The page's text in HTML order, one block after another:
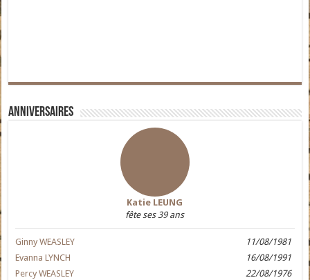
Anniversaires
Katie LEUNG
fête ses 39 ans
Ginny WEASLEY
11/08/1981
Evanna LYNCH
16/08/1991
Percy WEASLEY
22/08/1976